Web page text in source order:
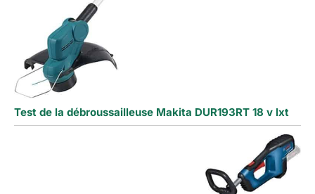
Test de la débroussailleuse Makita DUR193RT 18 v lxt